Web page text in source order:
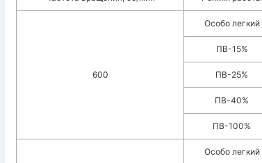
600
Особо легкий
ПВ-15%
ПВ-25%
ПВ-40%
ПВ-100%
Особо легкий